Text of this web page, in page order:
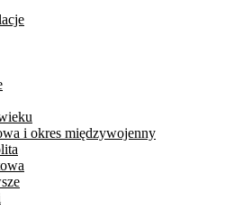
i okres międzywojenny